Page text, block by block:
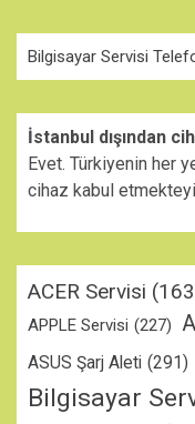
Bilgisayar Servisi
İstanbul dışından
Evet. Türkiyenin her
cihaz kabul
ACER Servisi
APPLE Servisi (227)
ASUS Şarj Aleti (291)
Bilgisayar